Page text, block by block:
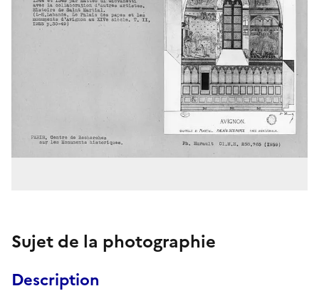
Sujet de la photographie
Description